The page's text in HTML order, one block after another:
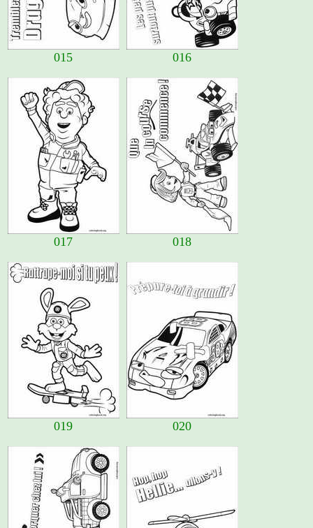
015 016
017 018
019 020